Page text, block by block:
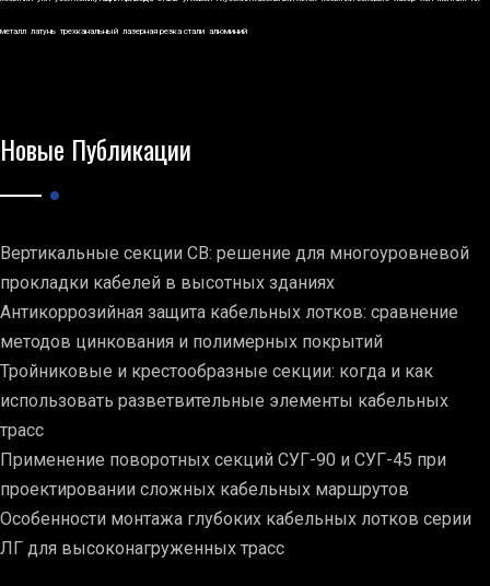
металл латунь трехканальный лазерная резка стали алюминий
Новые Публикации
Вертикальные секции СВ: решение для многоуровневой
прокладки кабелей в высотных зданиях
Антикоррозийная защита кабельных лотков: сравнение
методов цинкования и полимерных покрытий
Тройниковые и крестообразные секции: когда и как
использовать разветвительные элементы кабельных
трасс
Применение поворотных секций СУГ-90 и СУГ-45 при
проектировании сложных кабельных маршрутов
Особенности монтажа глубоких кабельных лотков серии
ЛГ для высоконагруженных трасс